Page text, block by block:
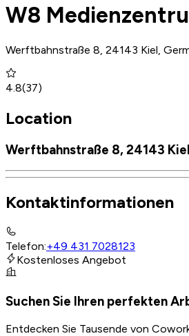
W8
Werftbahnstraße 8, 24143 Kiel,
4.8(37)
Location
Werftbahnstraße 8, 24143
Kontaktinformationen
Telefon:+49 431 7028123
Kostenloses Angebot
Suchen Sie Ihren perfekten
Entdecken Sie Tausende von